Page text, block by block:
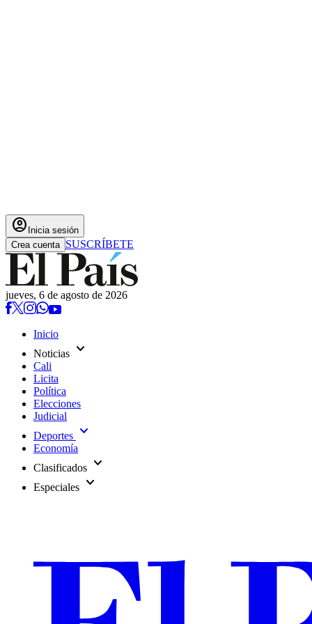
account_circle Inicia sesión
Crea cuenta SUSCRÍBETE
jueves, 6 de agosto de 2026
Inicio
Noticias expand_more
Cali
Licita
Política
Elecciones
Judicial
Deportes expand_more
Economía
Clasificados expand_more
Especiales expand_more